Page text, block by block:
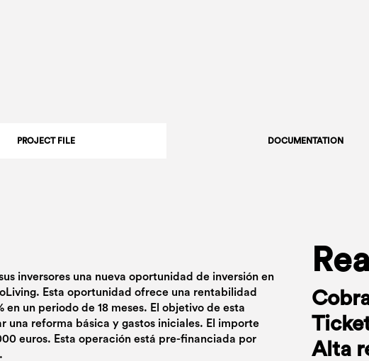
PROJECT FILE DOCUMENTATION
inversores una nueva oportunidad de inversión en
Esta oportunidad ofrece una rentabilidad
en un periodo de 18 meses. El objetivo de esta
una reforma básica y gastos iniciales. El importe
euros. Esta operación está pre-financiada por
Alta